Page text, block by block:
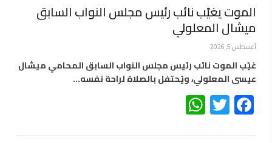
الموت يغيّب نائب رئيس مجلس النواب السابق
ميشال المعلولي
أغسطس 5, 2026
غيّب الموت نائب رئيس مجلس النواب السابق المحامي ميشال
عيسى المعلولي، ويُحتفل بالصلاة لراحة نفسه…
Facebook
Twitter